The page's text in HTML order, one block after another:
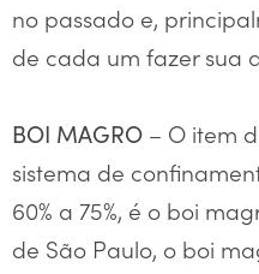
no passado e,
de cada um fazer sua
BOI MAGRO – O item
sistema de
60% a 75%, é o boi
de São Paulo, o boi